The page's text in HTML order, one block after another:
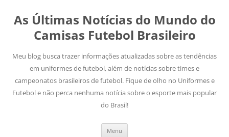
As Últimas Notícias do Mundo do
Camisas Futebol Brasileiro
Meu blog busca trazer informações atualizadas sobre as tendências
em uniformes de futebol, além de notícias sobre times e
campeonatos brasileiros de futebol. Fique de olho no Uniformes e
Futebol e não perca nenhuma notícia sobre o esporte mais popular
do Brasil!
Menu